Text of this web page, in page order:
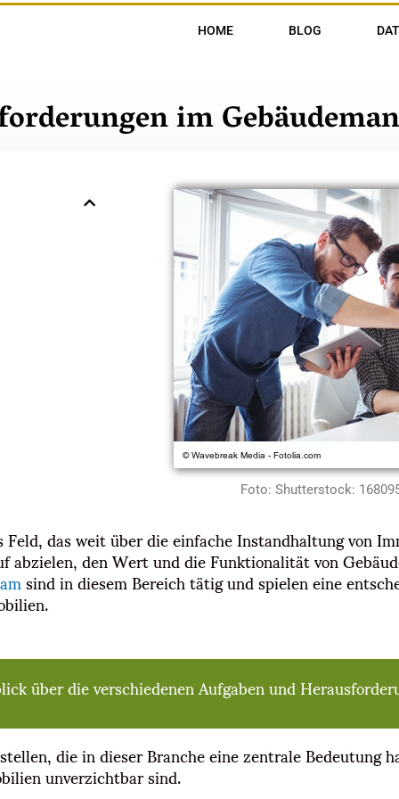
HOME BLOG
im
Foto: Shutterstock:
das weit über die einfache Instandhaltung von
den Wert und die Funktionalität von
sind in diesem Bereich tätig und spielen eine
über die verschiedenen Aufgaben und
die in dieser Branche eine zentrale Bedeutung
unverzichtbar sind.